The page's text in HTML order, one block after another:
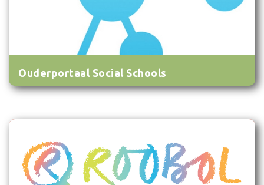
Ouderportaal Social Schools